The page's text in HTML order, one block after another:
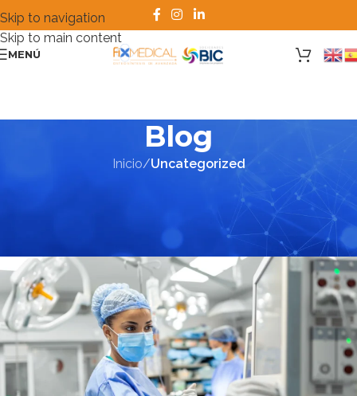
Skip to navigation
Skip to main content
MENÚ
Blog
Inicio/Uncategorized
Importadores de equipos para
hospitales